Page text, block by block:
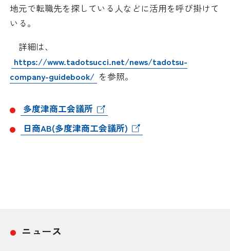
情報提供・広報
日商のあゆみ
青年部・女性会
情報公開
地元で転職先を探している人などに活用を呼び掛けて
いる。
詳細は、
https://www.tadotsucci.net/news/tadotsu-
company-guidebook/ を参照。
多度津商工会議所
日商AB(多度津商工会議所)
ニュース